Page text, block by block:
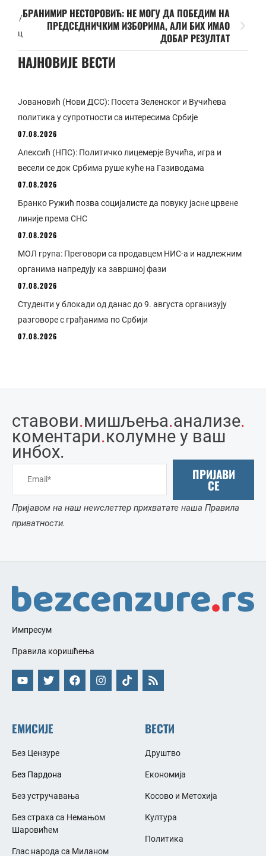
/
ц
БРАНИМИР НЕСТОРОВИЋ: НЕ МОГУ ДА ПОБЕДИМ НА
ПРЕДСЕДНИЧКИМ ИЗБОРИМА, АЛИ БИХ ИМАО
ДОБАР РЕЗУЛТАТ
НАЈНОВИЈЕ ВЕСТИ
Јовановић (Нови ДСС): Посета Зеленског и Вучићева
политика у супротности са интересима Србије
07.08.2026
Алексић (НПС): Политичко лицемерје Вучића, игра и
весели се док Србима руше куће на Газиводама
07.08.2026
Бранко Ружић позва социјалисте да повуку јасне црвене
линије према СНС
07.08.2026
МОЛ група: Преговори са продавцем НИС-а и надлежним
органима напредују ка завршној фази
07.08.2026
Студенти у блокади од данас до 9. августа организују
разговоре с грађанима по Србији
07.08.2026
ставови.мишљења.анализе.
коментари.колумне у ваш
инбоx.
ПРИЈАВИ
СЕ
Пријавом на наш неwслеттер прихватате наша Правила
приватности.
Импресум
Правила коришћења
ЕМИСИЈЕ
Без Цензуре
Без Пардона
Без устручавања
Без страха са Немањом
Шаровићем
Глас народа са Миланом
ВЕСТИ
Друштво
Економија
Косово и Метохија
Култура
Политика